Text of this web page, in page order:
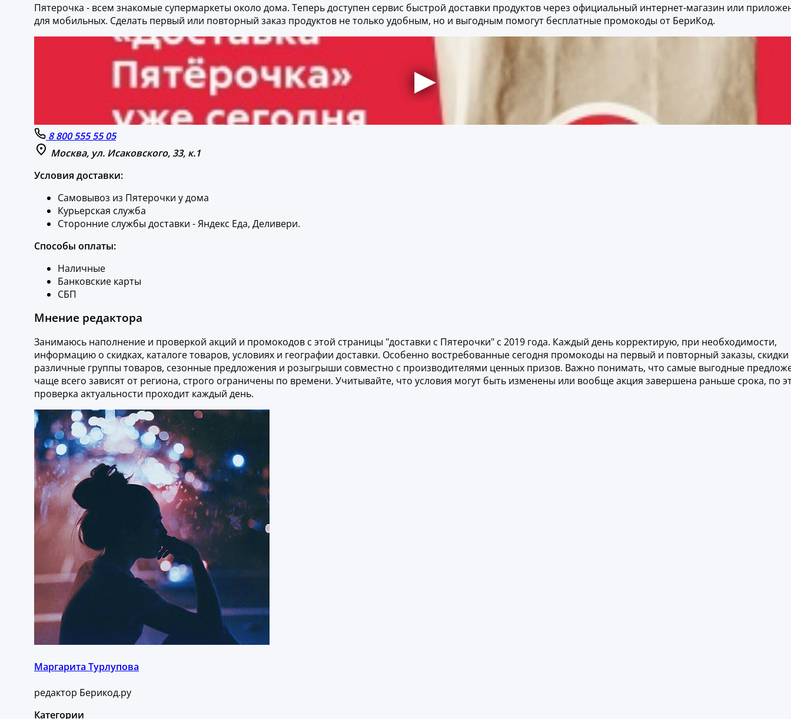
Пятерочка - всем знакомые супермаркеты около дома. Теперь доступен сервис быстрой доставки продуктов через официальный интернет-магазин или
для мобильных. Сделать первый или повторный заказ продуктов не только удобным, но и выгодным помогут бесплатные промокоды от БериКод.
8 800 555 55 05
Москва, ул. Исаковского, 33, к.1
Условия доставки:
Самовывоз из Пятерочки у дома
Курьерская служба
Сторонние службы доставки - Яндекс Еда, Деливери.
Способы оплаты:
Наличные
Банковские карты
СБП
Мнение редактора
Занимаюсь наполнение и проверкой акций и промокодов с этой страницы "доставки с Пятерочки" с 2019 года. Каждый день корректирую, при необходимости,
информацию о скидках, каталоге товаров, условиях и географии доставки. Особенно востребованные сегодня промокоды на первый и повторный заказы, скидки
различные группы товаров, сезонные предложения и розыгрыши совместно с производителями ценных призов. Важно понимать, что самые выгодные
чаще всего зависят от региона, строго ограничены по времени. Учитывайте, что условия могут быть изменены или вообще акция завершена раньше срока, по
проверка актуальности проходит каждый день.
Маргарита Турлупова
редактор Берикод.ру
Категории